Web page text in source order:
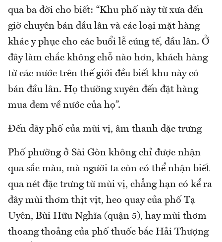
qua ba đời cho biết: “Khu phố này từ xưa đến
giờ chuyên bán đầu lân và các loại mặt hàng
khác y phục cho các buổi lễ cúng tế, đầu lân. Ở
đây làm chắc không chỗ nào hơn, khách hàng
từ các nước trên thế giới đều biết khu này có
bán đầu lân. Họ thường xuyên đến đặt hàng
mua đem về nước của họ”.
Đến dãy phố của mùi vị, âm thanh đặc trưng
Phố phường ở Sài Gòn không chỉ được nhận
qua sắc màu, mà người ta còn có thể nhận biết
qua nét đặc trưng từ mùi vị, chẳng hạn có kể ra
đây mùi thơm thịt vịt, heo quay của phố Tạ
Uyên, Bùi Hữu Nghĩa (quận 5), hay mùi thơm
thoang thoảng của phố thuốc bắc Hải Thượng